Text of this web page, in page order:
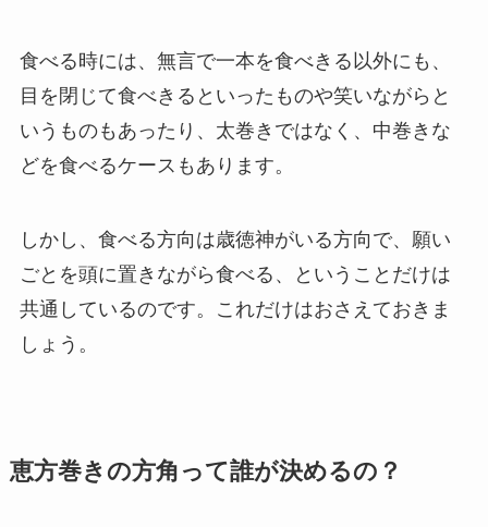
食べる時には、無言で一本を食べきる以外にも、
目を閉じて食べきるといったものや笑いながらと
いうものもあったり、太巻きではなく、中巻きな
どを食べるケースもあります。
しかし、食べる方向は歳徳神がいる方向で、願い
ごとを頭に置きながら食べる 、ということだけは
共通しているのです。これだけはおさえておきま
しょう。
恵方巻きの方角って誰が決めるの？